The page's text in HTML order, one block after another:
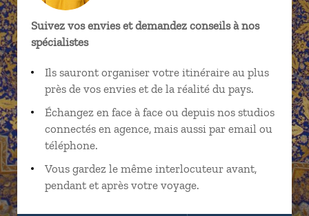
Suivez vos envies et demandez conseils à nos
spécialistes
Ils sauront organiser votre itinéraire au plus
près de vos envies et de la réalité du pays.
Échangez en face à face ou depuis nos studios
connectés en agence, mais aussi par email ou
téléphone.
Vous gardez le même interlocuteur avant,
pendant et après votre voyage.